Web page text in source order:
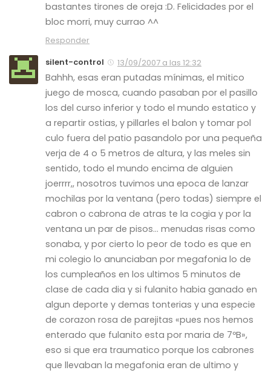
bastantes tirones de oreja :D. Felicidades por el
bloc morri, muy currao ^^
Responder
silent-control
13/09/2007 a las 12:32
Bahhh, esas eran putadas mínimas, el mitico
juego de mosca, cuando pasaban por el pasillo
los del curso inferior y todo el mundo estatico y
a repartir ostias, y pillarles el balon y tomar pol
culo fuera del patio pasandolo por una pequeña
verja de 4 o 5 metros de altura, y las meles sin
sentido, todo el mundo encima de alguien
joerrrr,, nosotros tuvimos una epoca de lanzar
mochilas por la ventana (pero todas) siempre el
cabron o cabrona de atras te la cogia y por la
ventana un par de pisos… menudas risas como
sonaba, y por cierto lo peor de todo es que en
mi colegio lo anunciaban por megafonia lo de
los cumpleaños en los ultimos 5 minutos de
clase de cada dia y si fulanito habia ganado en
algun deporte y demas tonterias y una especie
de corazon rosa de parejitas «pues nos hemos
enterado que fulanito esta por maria de 7ºB»,
eso si que era traumatico porque los cabrones
que llevaban la megafonia eran de ultimo y